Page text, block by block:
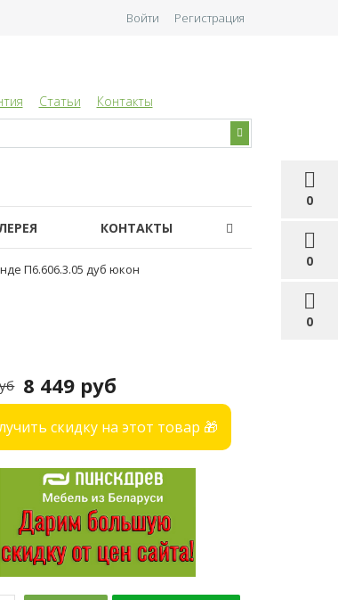
0
0
0
Войти Регистрация
Статьи Контакты
КОНТАКТЫ
П6.606.3.05 дуб юкон
8 449 руб
скидку на этот товар 🎁